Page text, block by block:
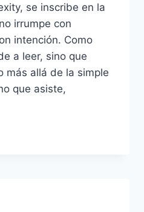
se inscribe en la
irrumpe con
intención. Como
a leer, sino que
más allá de la simple
que asiste,